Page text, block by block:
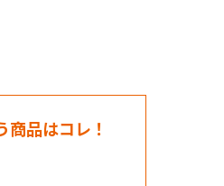
商品はコレ！